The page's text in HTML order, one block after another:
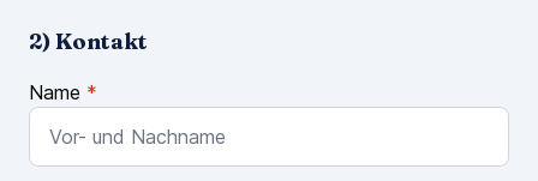
2) Kontakt
Name *